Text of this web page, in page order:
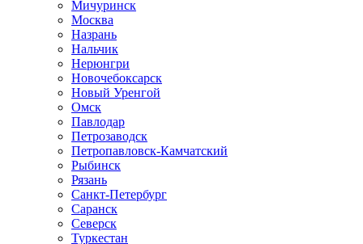
Мичуринск
Москва
Назрань
Нальчик
Нерюнгри
Новочебоксарск
Новый Уренгой
Омск
Павлодар
Петрозаводск
Петропавловск-Камчатский
Рыбинск
Рязань
Санкт-Петербург
Саранск
Северск
Туркестан